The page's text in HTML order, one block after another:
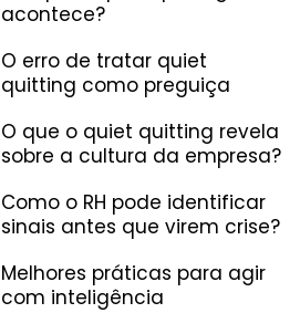
acontece?
O erro de tratar quiet
quitting como preguiça
O que o quiet quitting revela
sobre a cultura da empresa?
Como o RH pode identificar
sinais antes que virem crise?
Melhores práticas para agir
com inteligência